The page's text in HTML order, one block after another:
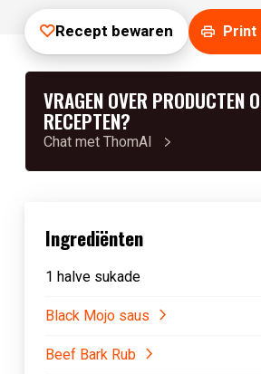
Recept bewaren Print
VRAGEN OVER PRODUCTEN
RECEPTEN?
Chat met ThomAI
Ingrediënten
1 halve sukade
Black Mojo saus
Beef Bark Rub